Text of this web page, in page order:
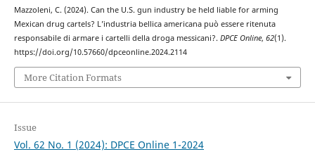
Mazzoleni, C. (2024). Can the U.S. gun industry be held liable for arming
Mexican drug cartels? L’industria bellica americana può essere ritenuta
responsabile di armare i cartelli della droga messicani?. DPCE Online, 62(1).
https://doi.org/10.57660/dpceonline.2024.2114
More Citation Formats
Issue
Vol. 62 No. 1 (2024): DPCE Online 1-2024